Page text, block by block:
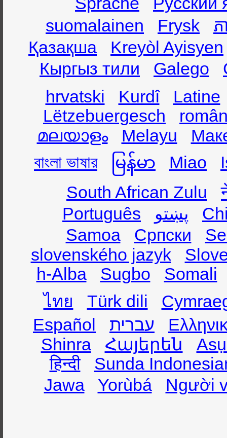
suomalainen
Frysk
ភ
Қазақша
Kreyòl Ayisyen
Кыргыз тили
Galego
hrvatski
Kurdî
Latine
Lëtzebuergesch
മലയാളം
Melayu
বাংলা ভাষার
မြန်မာ Miao
South African Zulu
Português
پښتو
Samoa
Српски
slovenského jazyk
h-Alba
Sugbo
Somali
ไทย
Türk dili
Español
עברית
Shinra
Հայերեն
हिन्दी
Sunda
Jawa
Yorùbá Người